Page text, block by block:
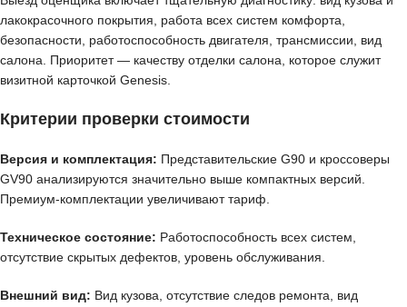
лакокрасочного покрытия, работа всех систем комфорта,
безопасности, работоспособность двигателя, трансмиссии, вид
салона. Приоритет — качеству отделки салона, которое служит
визитной карточкой Genesis.
Критерии проверки стоимости
Версия и комплектация: Представительские G90 и кроссоверы
GV90 анализируются значительно выше компактных версий.
Премиум-комплектации увеличивают тариф.
Техническое состояние: Работоспособность всех систем,
отсутствие скрытых дефектов, уровень обслуживания.
Внешний вид: Вид кузова, отсутствие следов ремонта, вид